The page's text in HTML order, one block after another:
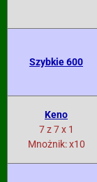
Szybkie 600
Keno
7 z 7 x 1
Mnożnik: x10